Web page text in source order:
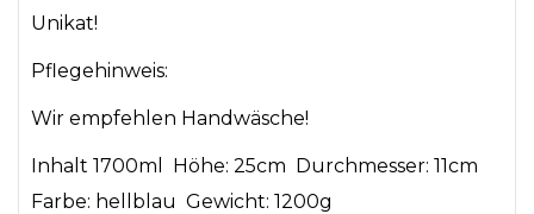
Unikat!
Pflegehinweis:
Wir empfehlen Handwäsche!
Inhalt 1700ml Höhe: 25cm Durchmesser: 11cm
Farbe: hellblau Gewicht: 1200g